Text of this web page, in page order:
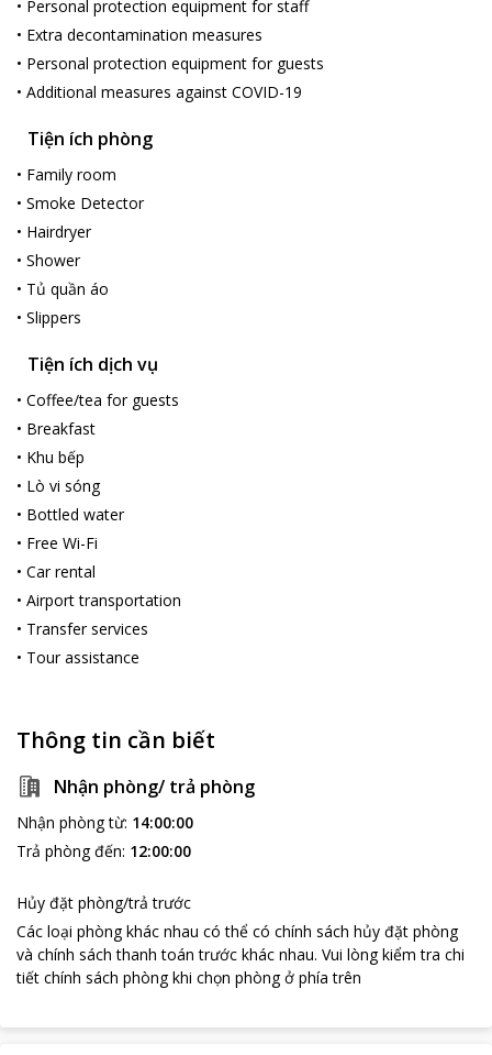
• Personal protection equipment for staff
• Extra decontamination measures
• Personal protection equipment for guests
• Additional measures against COVID-19
Tiện ích phòng
• Family room
• Smoke Detector
• Hairdryer
• Shower
• Tủ quần áo
• Slippers
Tiện ích dịch vụ
• Coffee/tea for guests
• Breakfast
• Khu bếp
• Lò vi sóng
• Bottled water
• Free Wi-Fi
• Car rental
• Airport transportation
• Transfer services
• Tour assistance
Thông tin cần biết
Nhận phòng/ trả phòng
Nhận phòng từ: 14:00:00
Trả phòng đến: 12:00:00
Hủy đặt phòng/trả trước
Các loại phòng khác nhau có thể có chính sách hủy đặt phòng
và chính sách thanh toán trước khác nhau. Vui lòng kiểm tra chi
tiết chính sách phòng khi chọn phòng ở phía trên